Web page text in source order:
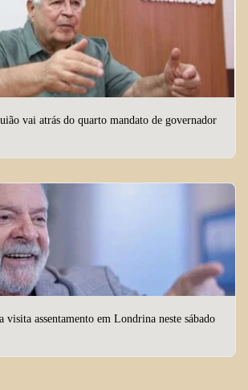
vai atrás do quarto mandato de governador
visita assentamento em Londrina neste sábado